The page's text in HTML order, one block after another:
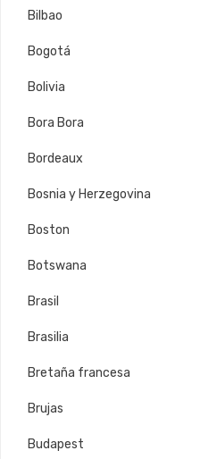
Bilbao
Bogotá
Bolivia
Bora Bora
Bordeaux
Bosnia y Herzegovina
Boston
Botswana
Brasil
Brasilia
Bretaña francesa
Brujas
Budapest